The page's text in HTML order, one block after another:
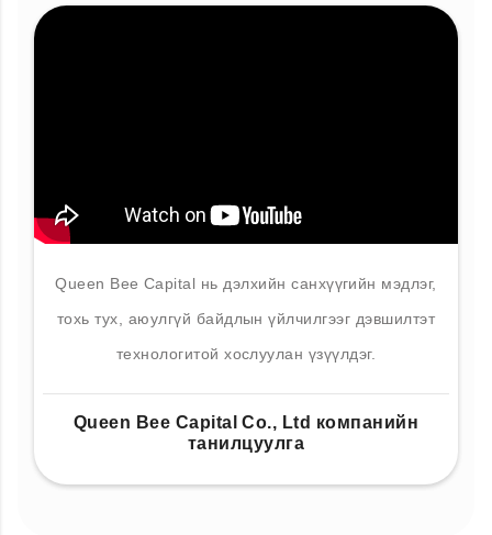
Queen Bee Capital нь дэлхийн санхүүгийн мэдлэг,
тохь тух, аюулгүй байдлын үйлчилгээг дэвшилтэт
технологитой хослуулан үзүүлдэг.
Queen Bee Capital Co., Ltd компанийн
танилцуулга